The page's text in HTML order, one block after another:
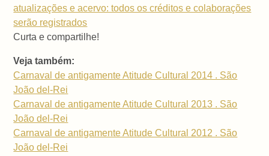
atualizações e acervo: todos os créditos e colaborações
serão registrados
Curta e compartilhe!
Veja também:
Carnaval de antigamente Atitude Cultural 2014 . São
João del-Rei
Carnaval de antigamente Atitude Cultural 2013 . São
João del-Rei
Carnaval de antigamente Atitude Cultural 2012 . São
João del-Rei